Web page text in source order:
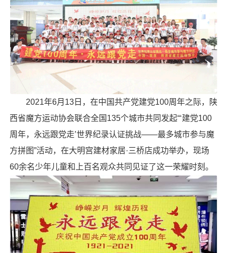
2021年6月13日，在中国共产党建党100周年之际，陕
西省魔方运动协会联合全国135个城市共同发起“‘建党100
周年，永远跟党走’世界纪录认证挑战——最多城市参与魔
方拼图”活动，在大明宫建材家居·三桥店成功举办，现场
60余名少年儿童和上百名观众共同见证了这一荣耀时刻。